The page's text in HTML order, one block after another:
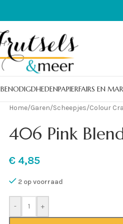
BENODIGDHEDENPAPIERFAIRS EN
Home/Garen/Scheepjes/Colour
406 Pink
€4,85
2 op voorraad
- +